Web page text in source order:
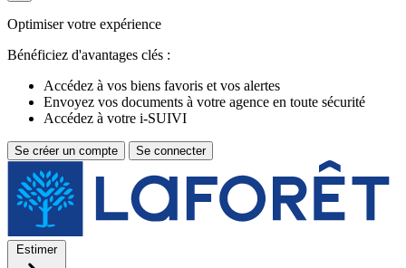
Optimiser votre expérience
Bénéficiez d'avantages clés :
Accédez à vos biens favoris et vos alertes
Envoyez vos documents à votre agence en toute sécurité
Accédez à votre i-SUIVI
Se créer un compte Se connecter
Estimer